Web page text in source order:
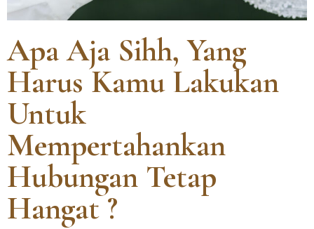
Apa Aja Sihh, Yang
Harus Kamu Lakukan
Untuk
Mempertahankan
Hubungan Tetap
Hangat ?